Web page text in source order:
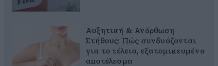
Αυξητική & Ανόρθωση
Στήθους: Πώς συνδυάζονται
για το τέλειο, εξατομικευμένο
αποτέλεσμα